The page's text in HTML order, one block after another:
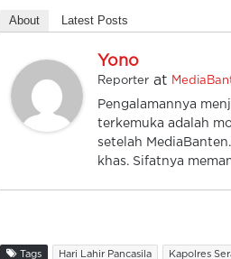
About Latest Posts
Yono
Reporter at
Pengalamannya
terkemuka adalah
setelah
khas. Sifatnya
Tags Hari Lahir Pancasila Kapolres